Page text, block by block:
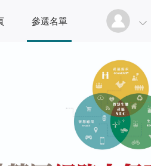
參選名單